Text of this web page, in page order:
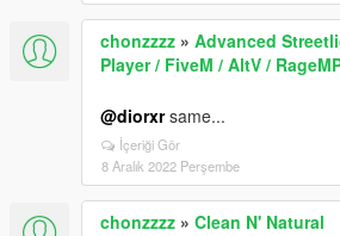
chonzzzz » Advanced
Player / FiveM / AltV /
@diorxrsame...
İçeriği Gör
8 Aralık 2022 Perşembe
chonzzzz » Clean N' Natural